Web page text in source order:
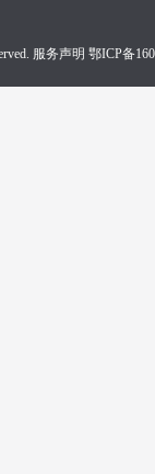
服务声明 鄂ICP备